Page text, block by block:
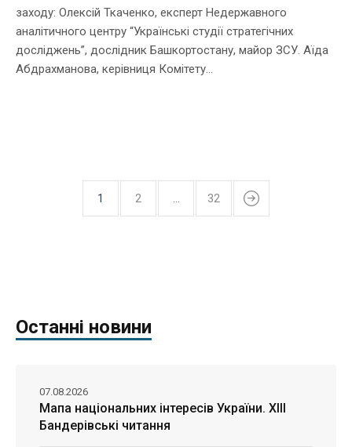
заходу: Олексій Ткаченко, експерт Недержавного
аналітичного центру “Українські студії стратегічних
досліджень”, дослідник Башкортостану, майор ЗСУ. Аїда
Абдрахманова, керівниця Комітету...
1 2 32
Останні новини
Мапа національних інтересів України. ХІІІ
Бандерівські читання
07.08.2026